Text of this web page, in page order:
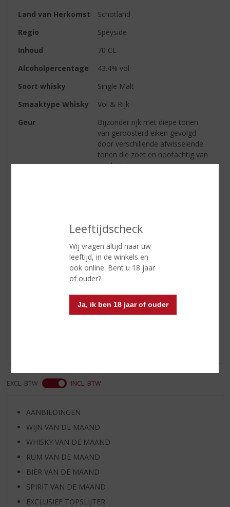
Leeftijdscheck
Wij vragen altijd naar uw
leeftijd, in de winkels en
ook online. Bent u 18 jaar
of ouder?
Ja, ik ben 18 jaar of ouder
Land van Herkomst
Schotland
Regio
Speyside
Inhoud
70 CL
Alcoholpercentage
43.4% vol
Soort whisky
Single Malt
Smaaktype Whisky
Vol & Rijk
Geur
Bijzonder rijk met diepe tonen
van geroosterd eiken gevolgd
door verschillende afwisselende
tonen die zoet en nootachtig van
aard zijn
geroosterde kastanjeGedroogde
bessen en hints van kastanje
Een licht zoet randje met een
vleugje pruim
Reviews
EXCL. BTW INCL. BTW
AANBIEDINGEN
WIJN VAN DE MAAND
WHISKY VAN DE MAAND
RUM VAN DE MAAND
BIER VAN DE MAAND
SPIRIT VAN DE MAAND
EXCLUSIEF TOPSLIJTER